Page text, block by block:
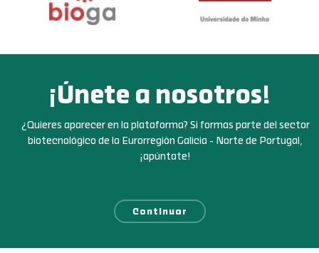
¡Únete a nosotros!
¿Quieres aparecer en la plataforma? Si formas parte del sector
biotecnológico de la Eurorregión Galicia - Norte de Portugal,
¡apúntate!
Continuar